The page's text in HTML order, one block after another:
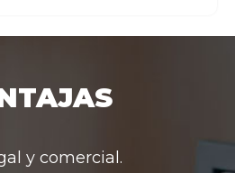
y comercial.